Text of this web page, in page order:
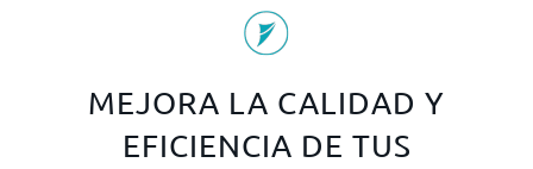
MEJORA LA CALIDAD Y
EFICIENCIA DE TUS